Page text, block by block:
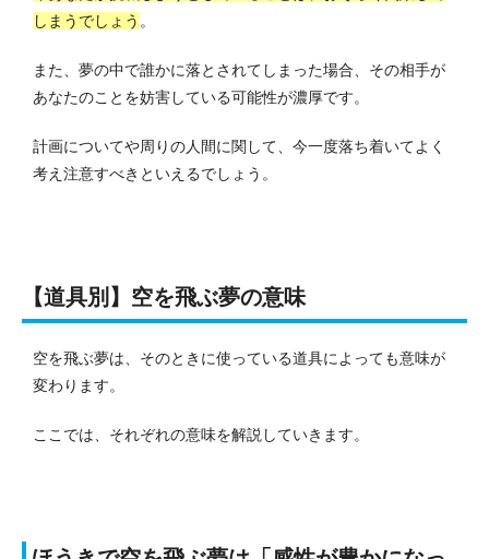
しまうでしょう 。
また、夢の中で誰かに落とされてしまった場合、その相手が
あなたのことを妨害している可能性が濃厚です。
計画についてや周りの人間に関して、今一度落ち着いてよく
考え注意すべきといえるでしょう。
【道具別】空を飛ぶ夢の意味
空を飛ぶ夢は、そのときに使っている道具によっても意味が
変わります。
ここでは、それぞれの意味を解説していきます。